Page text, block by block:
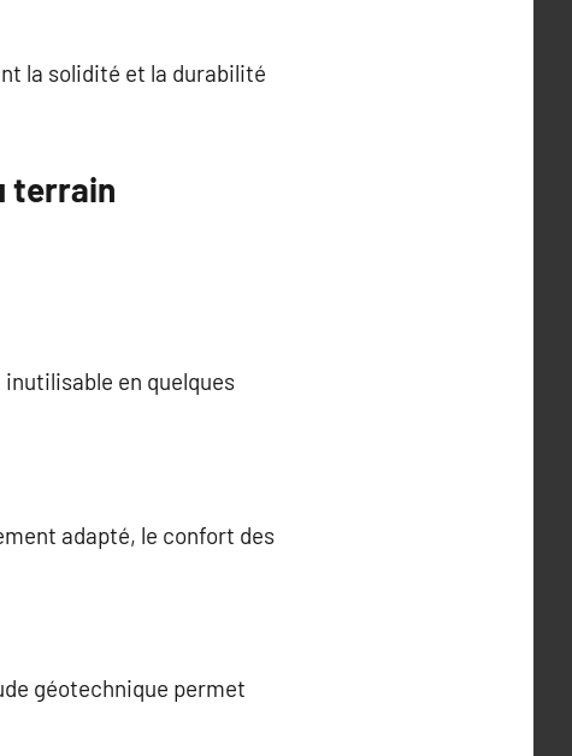
la solidité et la durabilité
terrain
en quelques
adapté, le confort des
géotechnique permet